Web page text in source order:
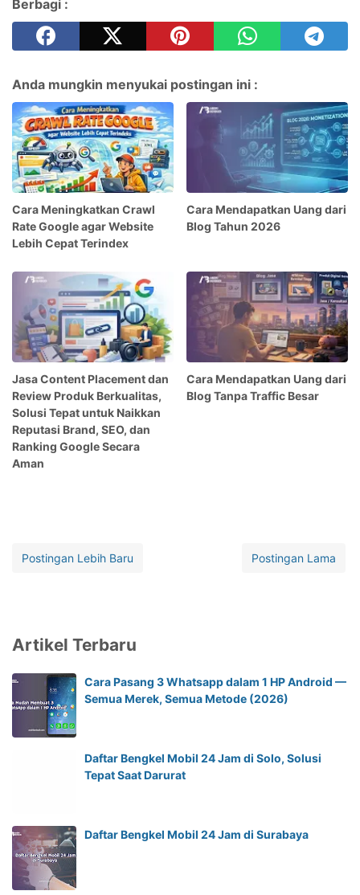
Berbagi :
Anda mungkin menyukai postingan ini :
Cara Meningkatkan Crawl
Rate Google agar Website
Lebih Cepat Terindex
Cara Mendapatkan Uang dari
Blog Tahun 2026
Jasa Content Placement dan
Review Produk Berkualitas,
Solusi Tepat untuk Naikkan
Reputasi Brand, SEO, dan
Ranking Google Secara
Aman
Cara Mendapatkan Uang dari
Blog Tanpa Traffic Besar
Postingan Lebih Baru Postingan Lama
Artikel Terbaru
Cara Pasang 3 Whatsapp dalam 1 HP Android —
Semua Merek, Semua Metode (2026)
Daftar Bengkel Mobil 24 Jam di Solo, Solusi
Tepat Saat Darurat
Daftar Bengkel Mobil 24 Jam di Surabaya